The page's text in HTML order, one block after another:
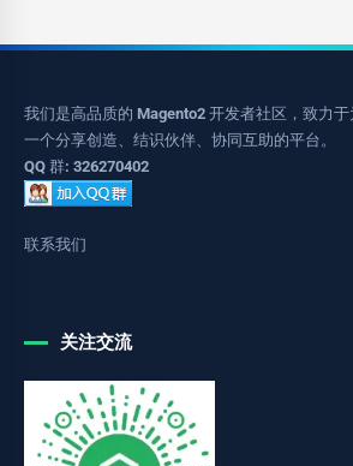
我们是高品质的 Magento2 开发者社区，致力
一个分享创造、结识伙伴、协同互助的平台。
QQ 群: 326270402
联系我们
关注交流